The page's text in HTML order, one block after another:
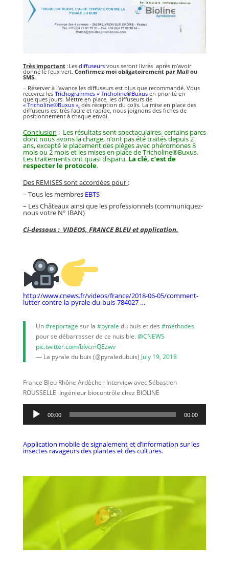
Très important:Les diffuseursvous seront livrés après m’avoir
donné le feux vert. Confirmez-moi obligatoirement par Mail ou
SMS.
– Réserver à l’avance les diffuseurs est plus que recommandé. Vous
recevrez les Trichogrammes « Tricholine®Buxusen priorité en
quelques jours. Mettre en place, les diffuseurs de
« Tricholine®Buxus », dès réception du colis. La mise en place des
diffuseurs est très facile et rapide, nous joignons des fiches de
positionnement à chaque envoi.
Conclusion : Les résultats sont spectaculaires, certains parcs
dont nous avons la charge, n’ont pas été traités depuis 2
ans, excepté le placement des piègesavec phéromones 8
mois ou 2 moiset les mises en place deTricholine®Buxus.
Lestraitementsont quasi disparu. La clé, c’est de
respecter le protocole.
Des REMISES sont accordées pour :
– Tous les membres EBTS
– Les Châteaux ainsi que les professionnels (communiquez-
nous votre N° IBAN)
Ci-dessous : VIDEOS, FRANCE BLEUet application.
http://www.cnews.fr/videos/france/2018-06-05/comment-
lutter-contre-la-pyrale-du-buis-784027 …
Un#reportage sur la #pyrale du buis et des #méthodes
pour se débarrasser de ce nuisible.@CNEWS
pic.twitter.com/blvcmQEzwv
— La pyrale du buis (@pyraledubuis) July 19, 2018
France Bleu Rhône Ardèche : Interview avec Sébastien
ROUSSELLE Ingénieur biocontrôle chez BIOLINE
Lecteur
audio
00:00 00:00
Application mobile de signalement et d’information sur les
insectes ravageurs des plantes et des cultures.